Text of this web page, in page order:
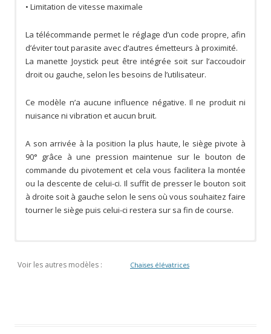
• Limitation de vitesse maximale
La télécommande permet le réglage d’un code propre, afin
d’éviter tout parasite avec d’autres émetteurs à proximité.
La manette Joystick peut être intégrée soit sur l’accoudoir
droit ou gauche, selon les besoins de l’utilisateur.
Ce modèle n’a aucune influence négative. Il ne produit ni
nuisance ni vibration et aucun bruit.
A son arrivée à la position la plus haute, le siège pivote à
90° grâce à une pression maintenue sur le bouton de
commande du pivotement et cela vous facilitera la montée
ou la descente de celui-ci. Il suffit de presser le bouton soit
à droite soit à gauche selon le sens où vous souhaitez faire
tourner le siège puis celui-ci restera sur sa fin de course.
Voir les autres modèles : Chaises élévatrices